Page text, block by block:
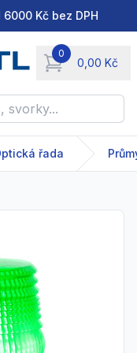
Kč bez DPH
0
0,00 Kč
items in cart,
řada